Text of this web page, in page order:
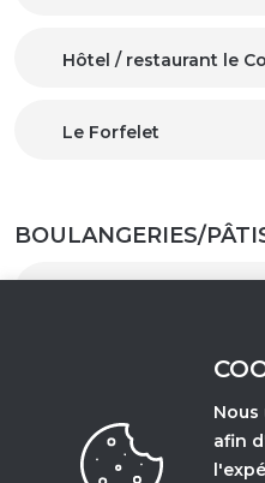
Hôtel / restaurant le
Le Forfelet
BOULANGERIES/
Boulangerie Panou
Boulangerie Blaiseafin